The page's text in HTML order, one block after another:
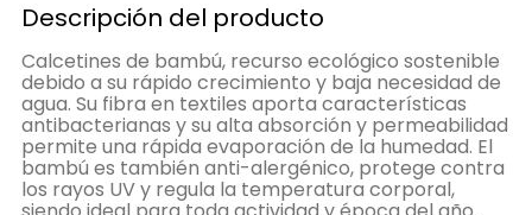
Descripción del producto
Calcetines de bambú, recurso ecológico sostenible
debido a su rápido crecimiento y baja necesidad de
agua. Su fibra en textiles aporta características
antibacterianas y su alta absorción y permeabilidad
permite una rápida evaporación de la humedad. El
bambú es también anti-alergénico, protege contra
los rayos UV y regula la temperatura corporal,